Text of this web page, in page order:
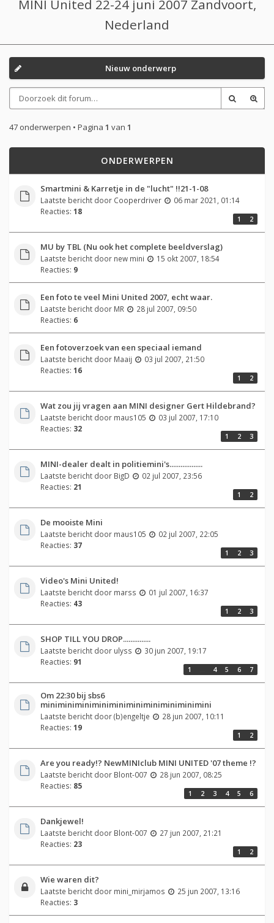
MINI United 22-24 juni 2007 Zandvoort,
Nederland
Nieuw onderwerp
47 onderwerpen • Pagina 1 van 1
ONDERWERPEN
Smartmini & Karretje in de "lucht" !!21-1-08
Laatste bericht door Cooperdriver
06 mar 2021, 01:14
Reacties: 18
1 2
MU by TBL (Nu ook het complete beeldverslag)
Laatste bericht door new mini
15 okt 2007, 18:54
Reacties: 9
Een foto te veel Mini United 2007, echt waar.
Laatste bericht door MR
28 jul 2007, 09:50
Reacties: 6
Een fotoverzoek van een speciaal iemand
Laatste bericht door Maaij
03 jul 2007, 21:50
Reacties: 16
1 2
Wat zou jij vragen aan MINI designer Gert Hildebrand?
Laatste bericht door maus105
03 jul 2007, 17:10
Reacties: 32
1 2 3
MINI-dealer dealt in politiemini's..................
Laatste bericht door BigD
02 jul 2007, 23:56
Reacties: 21
1 2
De mooiste Mini
Laatste bericht door maus105
02 jul 2007, 22:05
Reacties: 37
1 2 3
Video's Mini United!
Laatste bericht door marss
01 jul 2007, 16:37
Reacties: 43
1 2 3
SHOP TILL YOU DROP...............
Laatste bericht door ulyss
30 jun 2007, 19:17
Reacties: 91
1 4 5 6 7
Om 22:30 bij sbs6
miniminiminiminiminiminiminiminiminimini
Laatste bericht door(b)engeltje
28 jun 2007, 10:11
Reacties: 19
1 2
Are you ready!? NewMINIclub MINI UNITED '07 theme !?
Laatste bericht door Blont-007
28 jun 2007, 08:25
Reacties: 85
1 2 3 4 5 6
Dankjewel!
Laatste bericht door Blont-007
27 jun 2007, 21:21
Reacties: 23
1 2
Wie waren dit?
Laatste bericht door mini_mirjamos
25 jun 2007, 13:16
Reacties: 3